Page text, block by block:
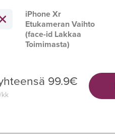
iPhone Xr
Etukameran Vaihto
(face-id Lakkaa
Toimimasta)
99.9€